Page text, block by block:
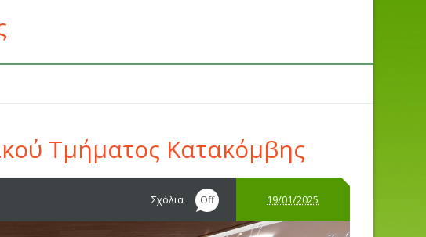
Τμήματος Κατακόμβης
Σχόλια Off 19/01/2025